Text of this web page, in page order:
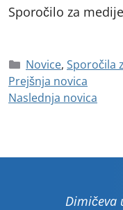
Sporočilo za medije
Novice, Sporočila
Prejšnja novica
Naslednja novica
Dimičeva